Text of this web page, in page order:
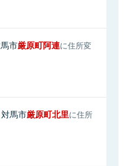
市厳原町阿連に住所変
対馬市厳原町北里に住所